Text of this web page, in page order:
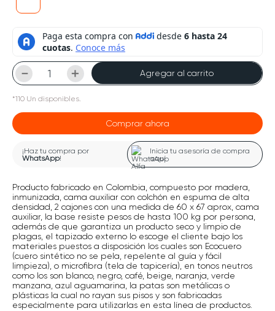
＋
－ Agregar al carrito
*110 Un disponibles.
Comprar ahora
¡Haz tu compra por
WhatsApp!
Inicia tu asesoría de compra
aquí
Producto fabricado en Colombia, compuesto por madera,
inmunizada, cama auxiliar con colchón en espuma de alta
densidad, 2 cajones con una medida de 60 x 67 aprox, cama
auxiliar, la base resiste pesos de hasta 100 kg por persona,
además de que garantiza un producto seco y limpio de
plagas, el tapizado externo lo escoge el cliente bajo los
materiales puestos a disposición los cuales son Ecocuero
(cuero sintético no se pela, repelente al guía y fácil
limpieza), o microfibra (tela de tapicería), en tonos neutros
como los son blanco, negro, café, beige, naranja, verde
manzana, azul aguamarina, la patas son metálicas o
plásticas la cual no rayan sus pisos y son fabricadas
especialmente para utilizarlas en esta línea de productos.